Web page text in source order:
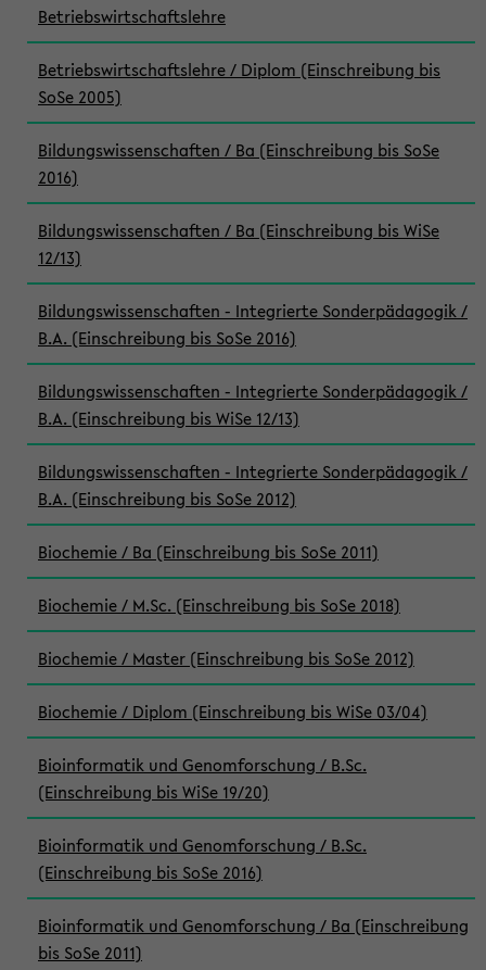
Betriebswirtschaftslehre
Betriebswirtschaftslehre / Diplom (Einschreibung bis
SoSe 2005)
Bildungswissenschaften / Ba (Einschreibung bis SoSe
2016)
Bildungswissenschaften / Ba (Einschreibung bis WiSe
12/13)
Bildungswissenschaften - Integrierte Sonderpädagogik /
B.A. (Einschreibung bis SoSe 2016)
Bildungswissenschaften - Integrierte Sonderpädagogik /
B.A. (Einschreibung bis WiSe 12/13)
Bildungswissenschaften - Integrierte Sonderpädagogik /
B.A. (Einschreibung bis SoSe 2012)
Biochemie / Ba (Einschreibung bis SoSe 2011)
Biochemie / M.Sc. (Einschreibung bis SoSe 2018)
Biochemie / Master (Einschreibung bis SoSe 2012)
Biochemie / Diplom (Einschreibung bis WiSe 03/04)
Bioinformatik und Genomforschung / B.Sc.
(Einschreibung bis WiSe 19/20)
Bioinformatik und Genomforschung / B.Sc.
(Einschreibung bis SoSe 2016)
Bioinformatik und Genomforschung / Ba (Einschreibung
bis SoSe 2011)